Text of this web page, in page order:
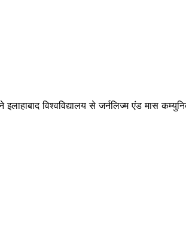
विश्वविद्यालय से जर्नलिज्म एंड मास